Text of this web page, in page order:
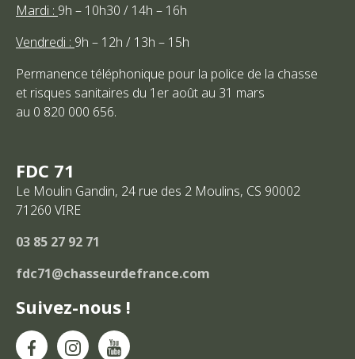
FDC 71
Le Moulin Gandin, 24 rue des 2 Moulins, CS 90002
71260 VIRE
03 85 27 92 71
fdc71@chasseurdefrance.com
Suivez-nous !
Mardi : 9h – 10h30 / 14h – 16h
Vendredi : 9h – 12h / 13h – 15h
Permanence téléphonique pour la police de la chasse
et risques sanitaires du 1er août au 31 mars
au 0 820 000 656.